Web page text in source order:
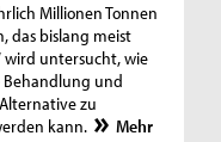
Millionen Tonnen
das bislang meist
wird untersucht, wie
und
zu
kann.
Mehr